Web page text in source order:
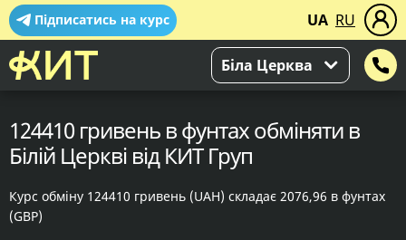
Підписатись на курс UA RU
Біла Церква
124410 гривень в фунтах обміняти в
Білій Церкві від КИТ Груп
Курс обміну 124410 гривень (UAH) складає 2076,96 в фунтах
(GBP)